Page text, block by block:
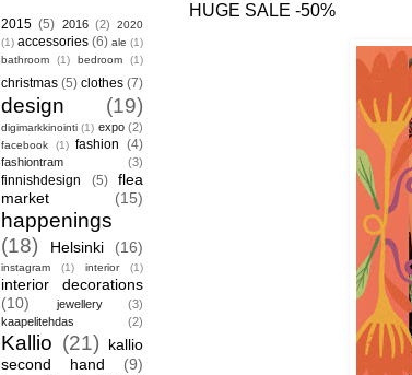
HUGE SALE -50%
2015 (5) 2016 (2)
2020
(1) accessories (6) ale (1)
bathroom
(1) bedroom (1)
christmas (5) clothes (7)
design (19)
digimarkkinointi (1) expo (2)
facebook (1) fashion (4)
fashiontram (3)
finnishdesign (5)
flea
market
(15)
happenings
(18)
Helsinki (16)
instagram (1) interior (1)
interior decorations
(10)
jewellery
(3)
kaapelitehdas
(2)
Kallio (21)
kallio
second hand
(9)